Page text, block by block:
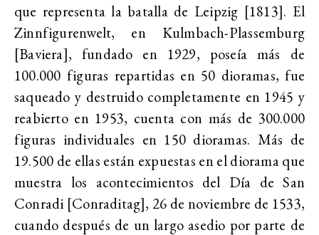
que representa la batalla de Leipzig [1813]. El
Zinnfigurenwelt, en Kulmbach-Plassemburg
[Baviera], fundado en 1929, poseía más de
100.000 figuras repartidas en 50 dioramas, fue
saqueado y destruido completamente en 1945 y
reabierto en 1953, cuenta con más de 300.000
figuras individuales en 150 dioramas. Más de
19.500 de ellas están expuestas en el diorama que
muestra los acontecimientos del Día de San
Conradi [Conraditag], 26 de noviembre de 1533,
cuando después de un largo asedio por parte de